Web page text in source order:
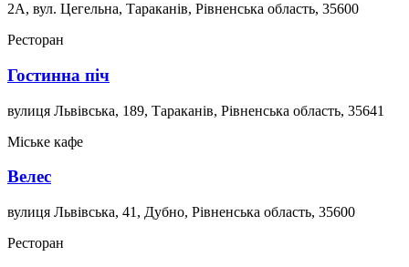
2А, вул. Цегельна, Тараканів, Рівненська область, 35600
Ресторан
Гостинна піч
вулиця Львівська, 189, Тараканів, Рівненська область, 35641
Міське кафе
Велес
вулиця Львівська, 41, Дубно, Рівненська область, 35600
Ресторан